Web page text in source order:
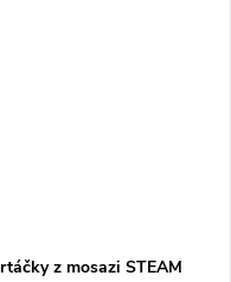
z mosazi STEAM